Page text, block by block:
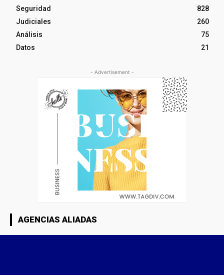
Seguridad
828
Judiciales
260
Análisis
75
Datos
21
- Advertisement -
AGENCIAS ALIADAS